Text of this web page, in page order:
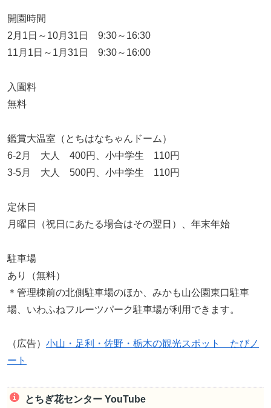
開園時間
2月1日～10月31日 9:30～16:30
11月1日～1月31日 9:30～16:00
入園料
無料
鑑賞大温室（とちはなちゃんドーム）
6-2月 大人 400円、小中学生 110円
3-5月 大人 500円、小中学生 110円
定休日
月曜日（祝日にあたる場合はその翌日）、年末年始
駐車場
あり（無料）
＊管理棟前の北側駐車場のほか、みかも山公園東口駐車
場、いわふねフルーツパーク駐車場が利用できます。
（広告） 小山・足利・佐野・栃木の観光スポット たびノ
ート
とちぎ花センター YouTube